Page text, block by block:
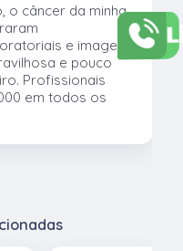
o câncer da minha
e imagem
e pouco
Profissionais
em todos os
›